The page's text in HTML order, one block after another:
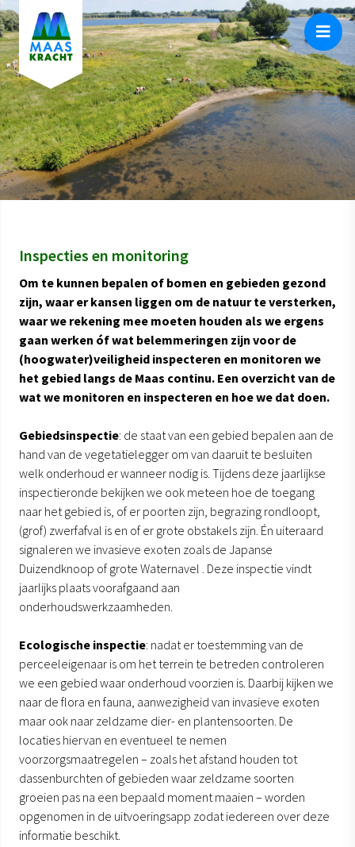
Inspecties en monitoring
Om te kunnen bepalen of bomen en gebieden gezond
zijn, waar er kansen liggen om de natuur te versterken,
waar we rekening mee moeten houden als we ergens
gaan werken óf wat belemmeringen zijn voor de
(hoogwater)veiligheid inspecteren en monitoren we
het gebied langs de Maas continu. Een overzicht van de
wat we monitoren en inspecteren en hoe we dat doen.
Gebiedsinspectie: de staat van een gebied bepalen aan de
hand van de vegetatielegger om van daaruit te besluiten
welk onderhoud er wanneer nodig is. Tijdens deze jaarlijkse
inspectieronde bekijken we ook meteen hoe de toegang
naar het gebied is, of er poorten zijn, begrazing rondloopt,
(grof) zwerfafval is en of er grote obstakels zijn. Én uiteraard
signaleren we invasieve exoten zoals de Japanse
Duizendknoop of grote Waternavel . Deze inspectie vindt
jaarlijks plaats voorafgaand aan
onderhoudswerkzaamheden.
Ecologische inspectie: nadat er toestemming van de
perceeleigenaar is om het terrein te betreden controleren
we een gebied waar onderhoud voorzien is. Daarbij kijken we
naar de flora en fauna, aanwezigheid van invasieve exoten
maar ook naar zeldzame dier- en plantensoorten. De
locaties hiervan en eventueel te nemen
voorzorgsmaatregelen – zoals het afstand houden tot
dassenburchten of gebieden waar zeldzame soorten
groeien pas na een bepaald moment maaien – worden
opgenomen in de uitvoeringsapp zodat iedereen over deze
informatie beschikt.